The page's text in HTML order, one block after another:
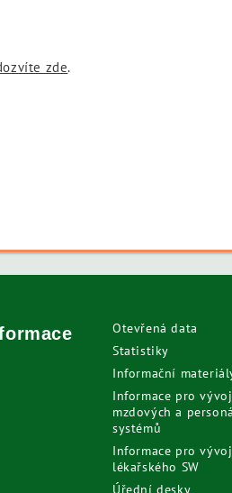
zde.
Otevřená data
Statistiky
Informační
Informace pro
mzdových a
systémů
Informace pro
lékařského SW
Úřední desky